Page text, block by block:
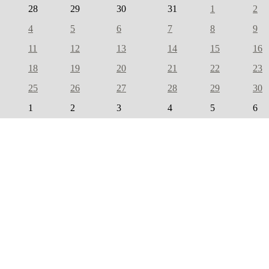
28 29 30 31 1
2
4 5 6 7 8
9
11 12 13 14 15
16
18 19 20 21 22
23
25 26 27 28 29
30
1 2 3 4 5
6